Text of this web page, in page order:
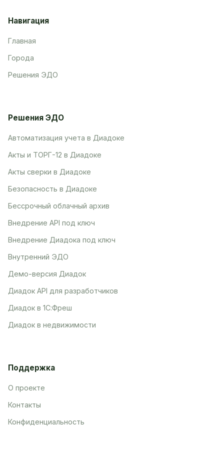
Навигация
Главная
Города
Решения ЭДО
Решения ЭДО
Автоматизация учета в Диадоке
Акты и ТОРГ-12 в Диадоке
Акты сверки в Диадоке
Безопасность в Диадоке
Бессрочный облачный архив
Внедрение API под ключ
Внедрение Диадока под ключ
Внутренний ЭДО
Демо-версия Диадок
Диадок API для разработчиков
Диадок в 1С:Фреш
Диадок в недвижимости
Поддержка
О проекте
Контакты
Конфиденциальность